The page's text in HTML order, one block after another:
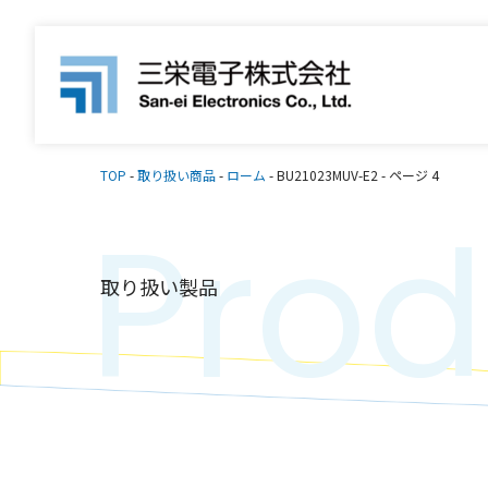
TOP -取り扱い商品- ローム -BU21023MUV-E2 - ページ 4
取り扱い製品